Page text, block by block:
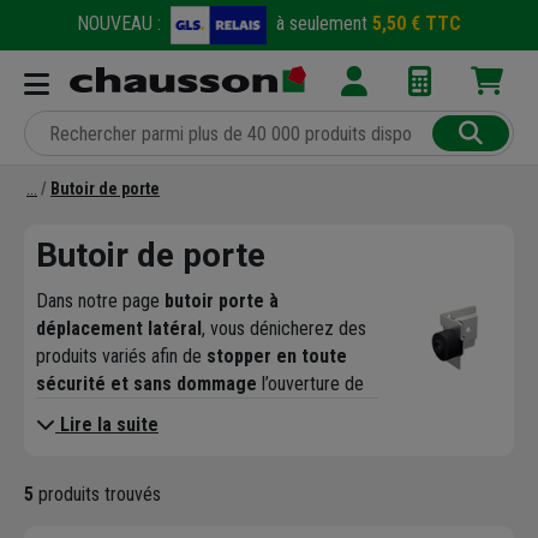
NOUVEAU : à seulement 5,50 € TTC
Butoir de porte
Butoir de porte
Dans notre page butoir porte à
déplacement latéral , vous dénicherez des
produits variés afin de stopper en toute
sécurité et sans dommage l’ouverture de
toutes vos portes à déplacement latéral.
fin d’ouverture de ses portes
Lire la suite
5 produits trouvés